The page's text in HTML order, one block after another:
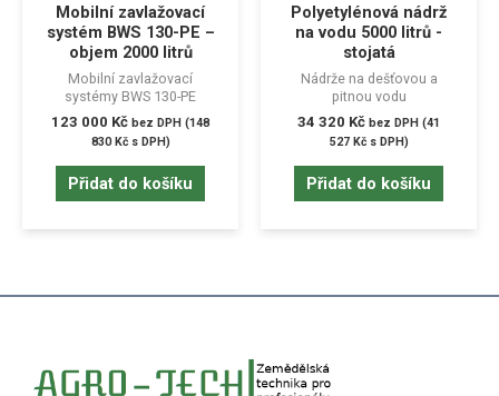
Mobilní zavlažovací
systém BWS 130-PE –
objem 2000 litrů
Mobilní zavlažovací
systémy BWS 130-PE
123 000 Kč bez DPH (148
830 Kčs DPH)
Přidat do košíku
Polyetylénová nádrž
na vodu 5000 litrů -
stojatá
Nádrže na dešťovou a
pitnou vodu
34 320 Kč bez DPH (41
527 Kčs DPH)
Přidat do košíku